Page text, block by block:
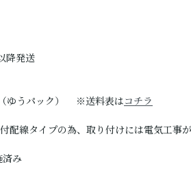
発送
ゆうパック） ※送料表はコチラ
配線タイプの為、取り付けには電気工事
み